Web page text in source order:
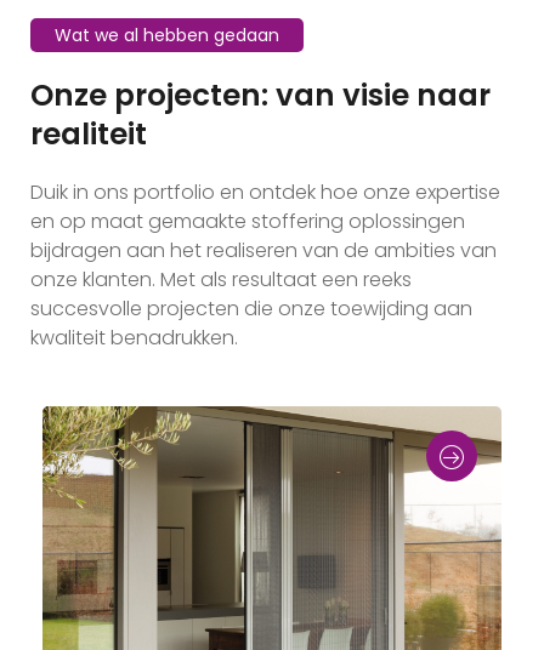
Wat we al hebben gedaan
Onze projecten: van visie naar
realiteit
Duik in ons portfolio en ontdek hoe onze expertise
en op maat gemaakte stoffering oplossingen
bijdragen aan het realiseren van de ambities van
onze klanten. Met als resultaat een reeks
succesvolle projecten die onze toewijding aan
kwaliteit benadrukken.